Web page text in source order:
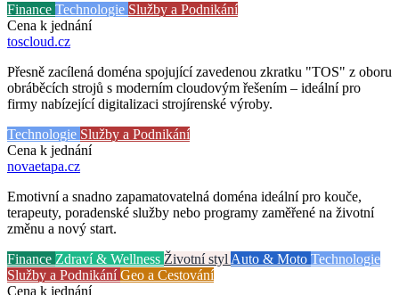
Finance Technologie Služby a Podnikání
Cena k jednání
toscloud.cz
Přesně zacílená doména spojující zavedenou zkratku "TOS" z oboru
obráběcích strojů s moderním cloudovým řešením – ideální pro
firmy nabízející digitalizaci strojírenské výroby.
Technologie Služby a Podnikání
Cena k jednání
novaetapa.cz
Emotivní a snadno zapamatovatelná doména ideální pro kouče,
terapeuty, poradenské služby nebo programy zaměřené na životní
změnu a nový start.
Finance Zdraví & Wellness Životní styl Auto & Moto Technologie
Služby a PodnikáníGeo a Cestování
Cena k jednání